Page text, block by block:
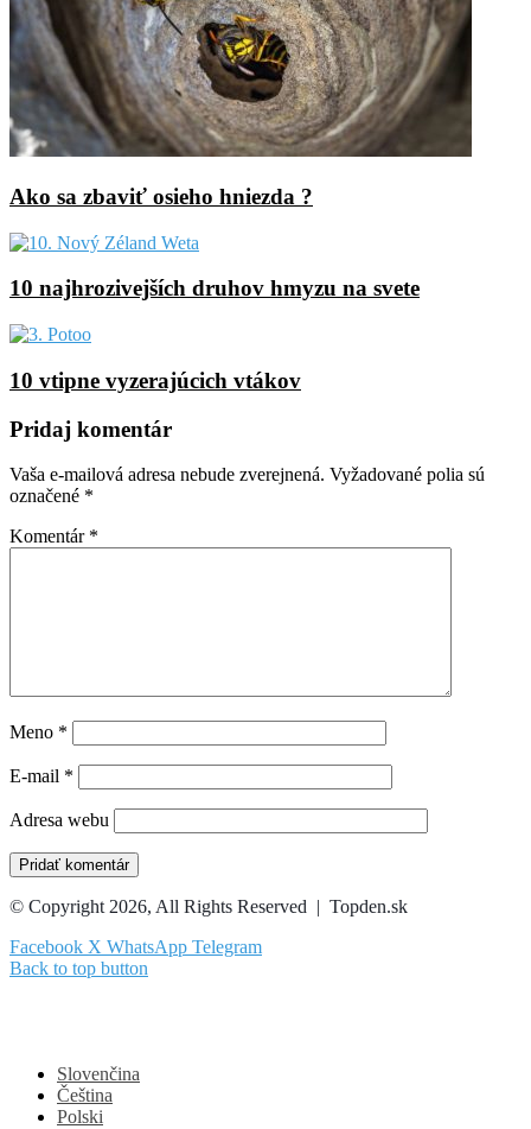
Ako sa zbaviť osieho hniezda ?
10 najhrozivejších druhov hmyzu na svete
10 vtipne vyzerajúcich vtákov
Pridaj komentár
Vaša e-mailová adresa nebude zverejnená. Vyžadované polia sú
označené *
Komentár *
Meno *
E-mail *
Adresa webu
© Copyright 2026, All Rights Reserved | Topden.sk
Facebook X WhatsApp Telegram
Back to top button
Slovenčina
Čeština
Polski